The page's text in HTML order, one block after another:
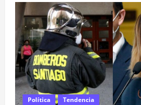
«Todo
está
en
orden»:
Horizonte
Ciudadano
descarta
irregularidades
y
entregará
antecedentes
a
Fiscalía
Política Tendencia